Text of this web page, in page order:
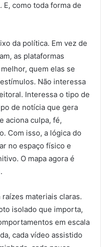
como toda forma de
da política. Em vez de
as plataformas
quem elas se
Não interessa
Interessa o tipo de
de notícia que gera
aciona culpa, fé,
Com isso, a lógica do
no espaço físico e
O mapa agora é
materiais claras.
isolado que importa,
em escala
cada vídeo assistido